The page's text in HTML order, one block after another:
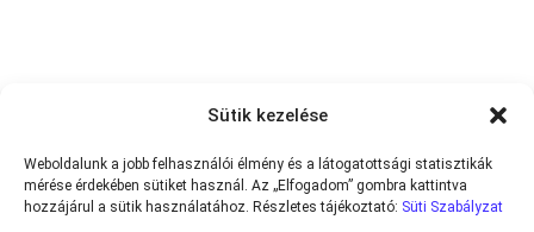
Sütik kezelése
Weboldalunk a jobb felhasználói élmény és a látogatottsági statisztikák
mérése érdekében sütiket használ. Az „Elfogadom” gombra kattintva
hozzájárul a sütik használatához. Részletes tájékoztató: Süti Szabályzat